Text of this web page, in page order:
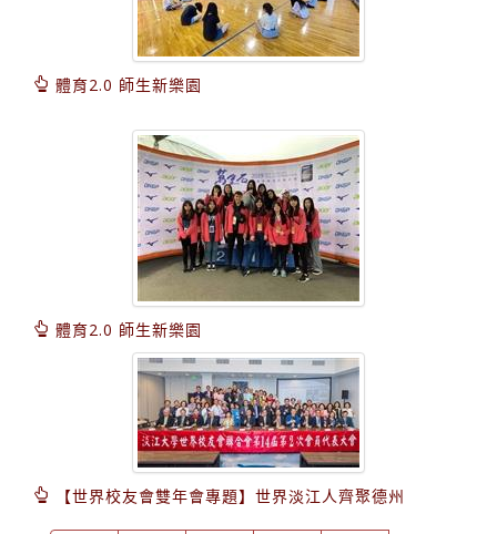
體育2.0 師生新樂園
體育2.0 師生新樂園
【世界校友會雙年會專題】世界淡江人齊聚德州